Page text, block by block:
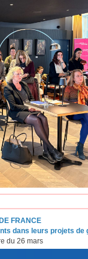
FRANCE
dans leurs projets de
du 26 mars